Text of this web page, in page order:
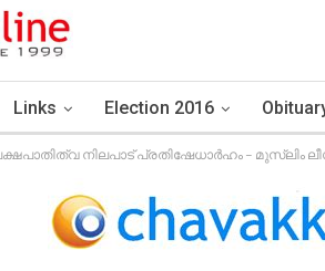
Links Election 2016
നിലപാട് പ്രതിഷേധാർഹം – മുസ്ലിം